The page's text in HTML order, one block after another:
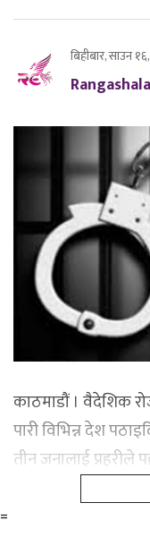
बिहीबार, साउन
काठमाडौं । वैदेशिक
पारी विभिन्न देश
तीन जनालाई प्रहरीले
=